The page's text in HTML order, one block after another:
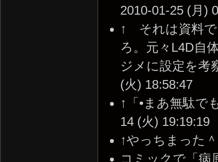
2010-01-25 (月)
↑ それは資料で
ろ。元々L4D自
ジメに設定を考
(火) 18:58:47
↑「•まあ無駄で
14 (火) 19:19:19
↑やっちまった
コミックで「病